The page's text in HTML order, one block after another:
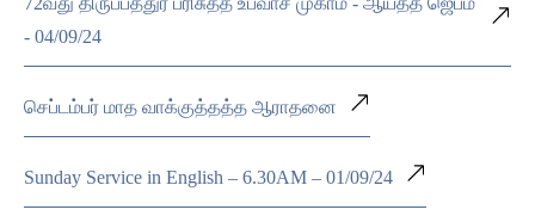
- 04/09/24
செப்டம்பர் மாத வாக்குத்தத்த ஆராதனை
Sunday Service in English – 6.30AM – 01/09/24